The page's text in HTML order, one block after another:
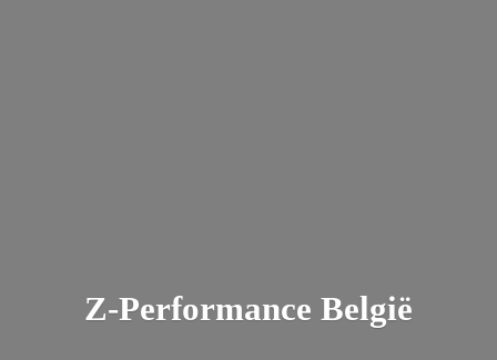
Z-Performance België